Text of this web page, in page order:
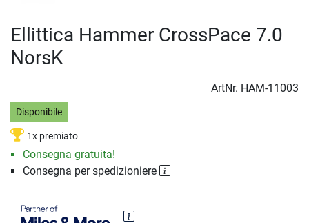
Ellittica Hammer CrossPace 7.0
NorsK
ArtNr. HAM-11003
Disponibile
1x premiato
Consegna gratuita!
Consegna per spedizioniere